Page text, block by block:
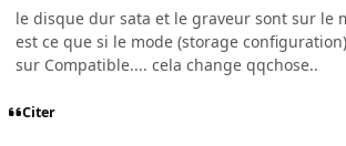
le disque dur sata et le graveur sont sur le
est ce que si le mode (storage
sur Compatible.... cela change qqchose..
Citer